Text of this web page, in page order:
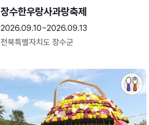
장수한우랑사과랑축제
2026.09.10~2026.09.13
전북특별자치도 장수군